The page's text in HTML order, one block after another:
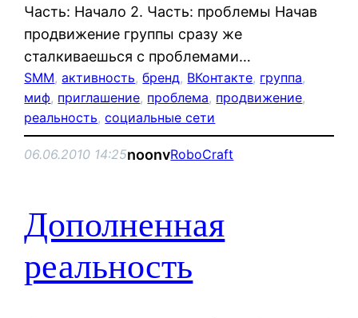
Часть: Начало 2. Часть: проблемы Начав
продвижение группы сразу же
сталкиваешься с проблемами…
SMM, активность, бренд, ВКонтакте, группа
миф, приглашение, проблема, продвижение
реальность, социальные сети
06.06.2010 14:25noonvRoboCraft
Дополненная
реальность